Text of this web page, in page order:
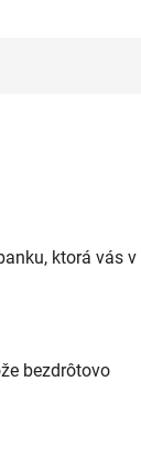
ktorá vás v
bezdrôtovo